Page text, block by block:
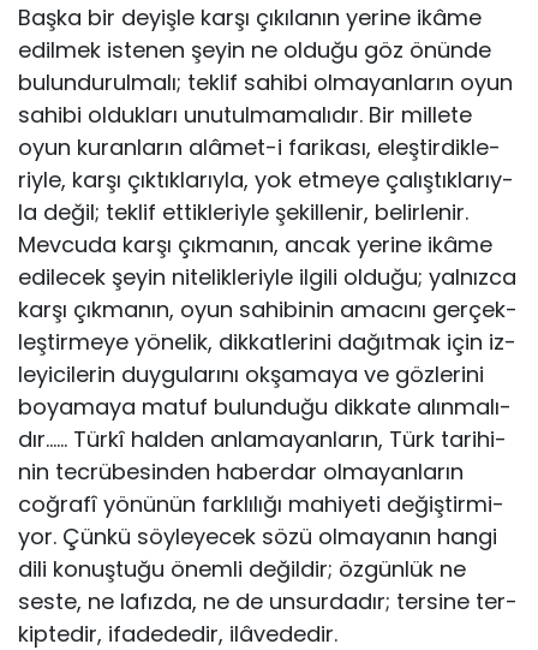
Baş­ka bir de­yiş­le kar­şı çı­kı­la­nın ye­ri­ne ikâ­me
edil­mek is­te­nen şe­yin ne ol­du­ğu göz önün­de
bu­lun­du­rul­ma­lı; tek­lif sa­hi­bi ol­ma­yan­la­rın oyun
sa­hi­bi ol­duk­la­rı unu­tul­ma­ma­lı­dır. Bir mil­le­te
oyun ku­ran­la­rın alâ­met-i fa­ri­ka­sı, eleş­tir­dik­le­
riy­le, kar­şı çık­tık­la­rıy­la, yok et­me­ye ça­lış­tık­la­rıy­
la de­ğil; tek­lif et­tik­le­riy­le şe­kil­le­nir, be­lir­le­nir.
Mev­cu­da kar­şı çık­ma­nın, an­cak ye­ri­ne ikâ­me
edi­le­cek şe­yin ni­te­lik­le­riy­le il­gi­li ol­du­ğu; yal­nız­ca
kar­şı çık­ma­nın, oyun sa­hi­bi­nin ama­cı­nı ger­çek­
leş­tir­me­ye yö­ne­lik, dik­kat­le­ri­ni da­ğıt­mak için iz­
le­yi­ci­le­rin duy­gu­la­rı­nı ok­şa­ma­ya ve göz­le­ri­ni
bo­ya­ma­ya ma­tuf bu­lun­du­ğu dik­ka­te alın­ma­lı­
dır…… Tür­kî hal­den an­la­ma­yan­la­rın, Türk ta­ri­hi­
nin tec­rü­be­sin­den ha­ber­dar ol­ma­yan­la­rın
coğ­ra­fî yö­nü­nün fark­lı­lı­ğı ma­hi­ye­ti de­ğiş­tir­mi­
yor. Çün­kü söy­le­ye­cek sö­zü ol­ma­ya­nın han­gi
di­li ko­nuş­tu­ğu önem­li de­ğil­dir; öz­gün­lük ne
ses­te, ne la­fız­da, ne de un­sur­da­dır; ter­si­ne ter­
kip­te­dir, ifa­de­de­dir, ilâ­ve­de­dir.